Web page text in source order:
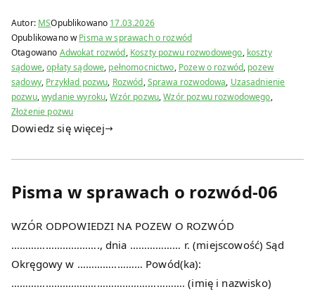
Autor: MSOpublikowano 17.03.2026
Opublikowano wPisma w sprawach o rozwód
Otagowano Adwokat rozwód, Koszty pozwu rozwodowego, koszty
sądowe,opłaty sądowe, pełnomocnictwo, Pozew o rozwód, pozew
sądowy, Przykład pozwu, Rozwód,Sprawa rozwodowa, Uzasadnienie
pozwu,wydanie wyroku,Wzór pozwu,Wzór pozwu rozwodowego,
Złożenie pozwu
Dowiedz się więcej
Pisma w sprawach o rozwód-06
WZÓR ODPOWIEDZI NA POZEW O ROZWÓD
…………………………., dnia ……………… r. (miejscowość) Sąd
Okręgowy w …………..……… Powód(ka):
……………………………………………………. (imię i nazwisko)